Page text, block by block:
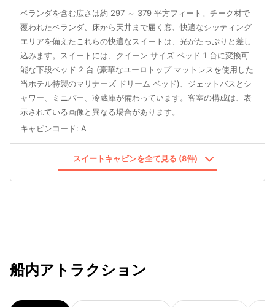
ベランダを含む広さは約 297 ～ 379 平方フィート。チーク材で
覆われたベランダ、床から天井まで届く窓、快適なシッティング
エリアを備えたこれらの快適なスイートは、光がたっぷりと差し
込みます。スイートには、クイーン サイズ ベッド 1 台に変換可
能な下段ベッド 2 台 (豪華なユーロトップ マットレスを使用した
当ホテル特製のマリナーズ ドリーム ベッド)、ジェットバスとシ
ャワー、ミニバー、冷蔵庫が備わっています。客室の構成は、表
示されている画像と異なる場合があります。
キャビンコード: A
スイートキャビンを全て見る (8件)
船内アトラクション